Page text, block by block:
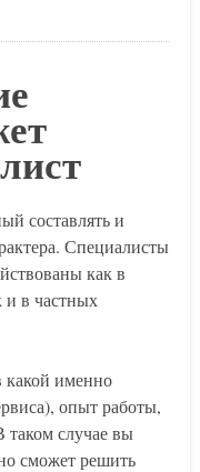
составлять и
Специалисты
как в
и в частных
какой именно
опыт работы,
таком случае вы
сможет решить